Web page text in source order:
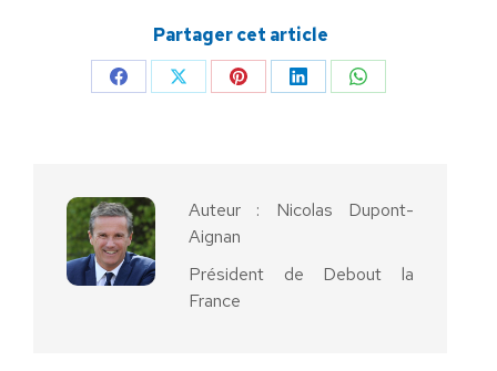
Partager cet article
PartagerPartagerPartagerPartagerPartager
Auteur : Nicolas Dupont-
Aignan
Président de Debout la
France